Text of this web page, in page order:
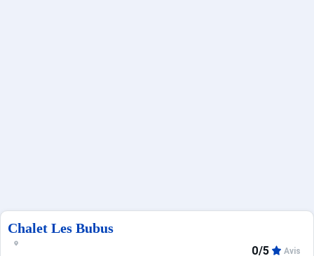
Chalet Les Bubus
0/5 Avis